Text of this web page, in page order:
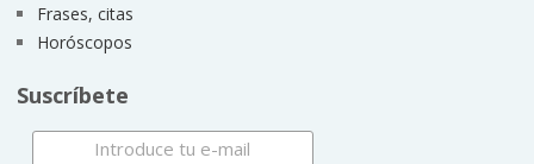
Frases, citas
Horóscopos
Suscríbete